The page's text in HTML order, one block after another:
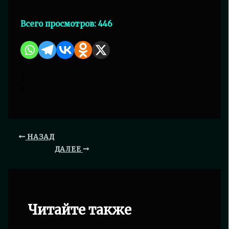
Всего просмотров: 446
НАЗАД
ДАЛЕЕ
Читайте также